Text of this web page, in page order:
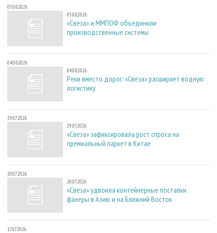
05.08.2026
05.08.2026
«Свеза» и ММПОФ объединили
производственные системы
04.08.2026
04.08.2026
Реки вместо дорог: «Свеза» расширяет водную
логистику
29.07.2026
29.07.2026
«Свеза» зафиксировала рост спроса на
премиальный паркет в Китае
20.07.2026
20.07.2026
«Свеза» удвоила контейнерные поставки
фанеры в Азию и на Ближний Восток
17.07.2026